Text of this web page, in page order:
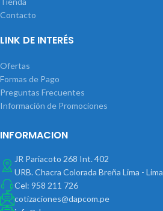
Contacto
LINK DE INTERÉS
Ofertas
Formas de Pago
Preguntas Frecuentes
Información de Promociones
INFORMACION
JR Pariacoto 268 Int. 402
URB. Chacra Colorada Breña Lima - Lima
Cel: 958 211 726
cotizaciones@dapcom.pe